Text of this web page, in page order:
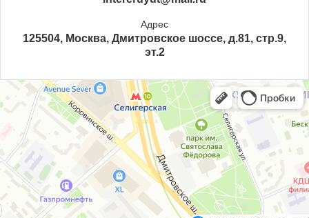
Адрес
125504, Москва, Дмитровское шоссе, д.81, стр.9,
эт.2